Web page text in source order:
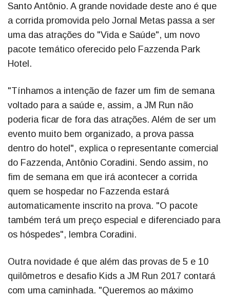
Santo Antônio. A grande novidade deste ano é que
a corrida promovida pelo Jornal Metas passa a ser
uma das atrações do "Vida e Saúde", um novo
pacote temático oferecido pelo Fazzenda Park
Hotel.
"Tínhamos a intenção de fazer um fim de semana
voltado para a saúde e, assim, a JM Run não
poderia ficar de fora das atrações. Além de ser um
evento muito bem organizado, a prova passa
dentro do hotel", explica o representante comercial
do Fazzenda, Antônio Coradini. Sendo assim, no
fim de semana em que irá acontecer a corrida
quem se hospedar no Fazzenda estará
automaticamente inscrito na prova. "O pacote
também terá um preço especial e diferenciado para
os hóspedes", lembra Coradini.
Outra novidade é que além das provas de 5 e 10
quilômetros e desafio Kids a JM Run 2017 contará
com uma caminhada. "Queremos ao máximo